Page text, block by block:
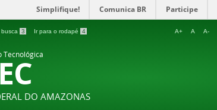
Simplifique! Comunica BR Participe
3 Ir para o rodapé 4 A+ A A-
Tecnológica
DO AMAZONAS